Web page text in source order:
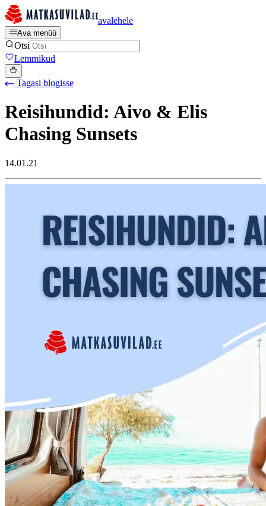
avalehele
Ava menüü
Otsi
Lemmikud
Tagasi blogisse
Reisihundid: Aivo & Elis
Chasing Sunsets
14.01.21